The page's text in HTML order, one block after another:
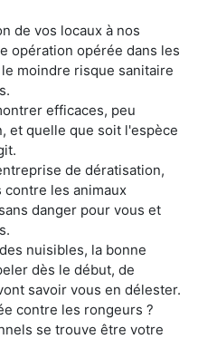
de vos locaux à nos
opération opérée dans les
moindre risque sanitaire
efficaces, peu
et quelle que soit l'espèce
de dératisation,
les animaux
danger pour vous et
nuisibles, la bonne
dès le début, de
savoir vous en délester.
contre les rongeurs ?
se trouve être votre